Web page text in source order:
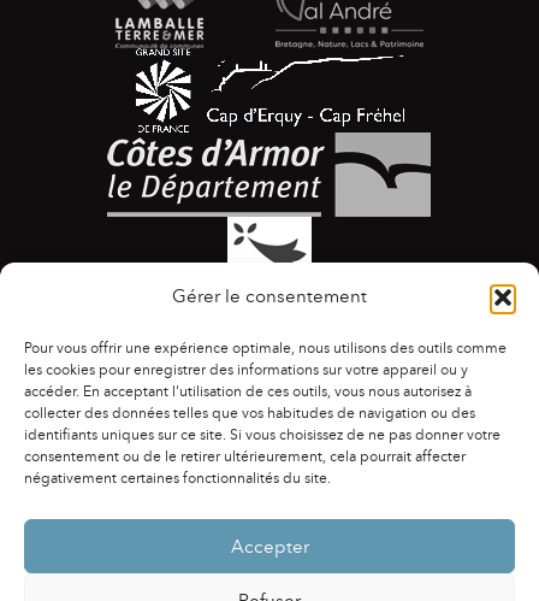
Gérer le consentement
Pour vous offrir une expérience optimale, nous utilisons des outils comme
les cookies pour enregistrer des informations sur votre appareil ou y
accéder. En acceptant l'utilisation de ces outils, vous nous autorisez à
collecter des données telles que vos habitudes de navigation ou des
identifiants uniques sur ce site. Si vous choisissez de ne pas donner votre
consentement ou de le retirer ultérieurement, cela pourrait affecter
négativement certaines fonctionnalités du site.
Accepter
ACCESSIBILITÉ | AGENDA | ASSOCIATIONS
|
CONTACTS
PUBLICATIONS ESPACE PRESSE